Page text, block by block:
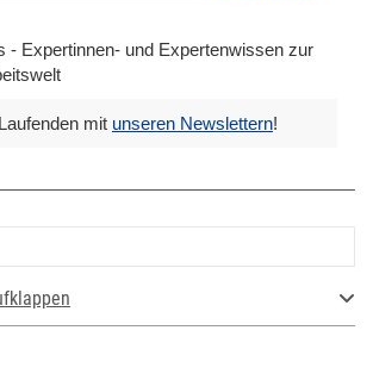
- Expertinnen- und Expertenwissen zur
mit unseren Newslettern!